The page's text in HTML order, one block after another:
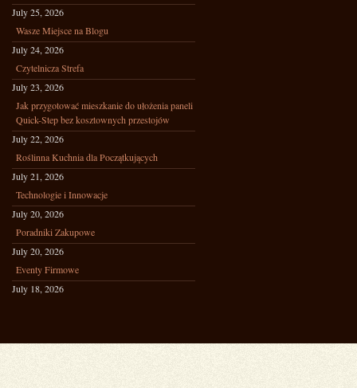
July 25, 2026
Wasze Miejsce na Blogu
July 24, 2026
Czytelnicza Strefa
July 23, 2026
Jak przygotować mieszkanie do ułożenia paneli
Quick-Step bez kosztownych przestojów
July 22, 2026
Roślinna Kuchnia dla Początkujących
July 21, 2026
Technologie i Innowacje
July 20, 2026
Poradniki Zakupowe
July 20, 2026
Eventy Firmowe
July 18, 2026